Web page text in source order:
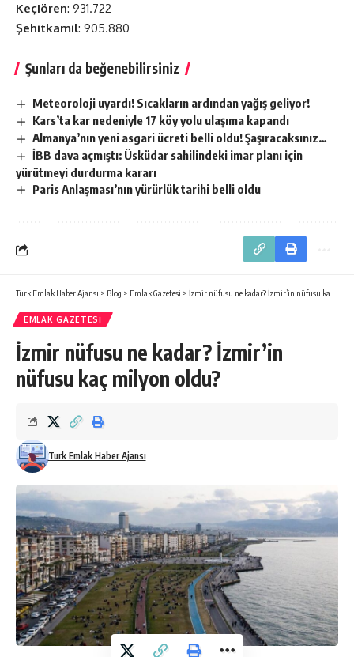
Keçiören: 931.722
Şehitkamil: 905.880
Şunları da beğenebilirsiniz
Meteoroloji uyardı! Sıcakların ardından yağış geliyor!
Kars’ta kar nedeniyle 17 köy yolu ulaşıma kapandı
Almanya’nın yeni asgari ücreti belli oldu! Şaşıracaksınız…
İBB dava açmıştı: Üsküdar sahilindeki imar planı için
yürütmeyi durdurma kararı
Paris Anlaşması’nın yürürlük tarihi belli oldu
Turk Emlak Haber Ajansı > Blog > Emlak Gazetesi > İzmir nüfusu ne kadar? İzmir’in nüfusu kaç milyon oldu?
EMLAK GAZETESI
İzmir nüfusu ne kadar? İzmir’in
nüfusu kaç milyon oldu?
Turk Emlak Haber Ajansı